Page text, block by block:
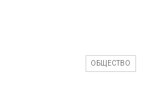
ОБЩЕСТВО